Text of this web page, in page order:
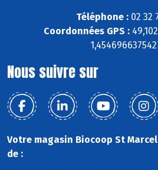
Téléphone :02 32
Coordonnées GPS :
Nous suivre sur
Votre magasin Biocoop St
de :